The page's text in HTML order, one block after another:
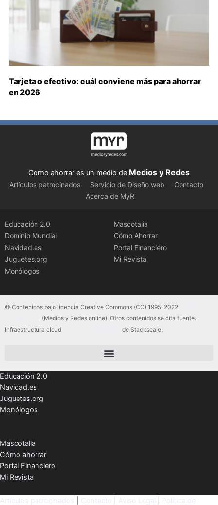
Tarjeta o efectivo: cuál conviene más para ahorrar
en 2026
Como ahorrar es un medio de Medios y Redes
Artículos patrocinados Servicio de Diseño web
Contacto
Acerca de MyR
Educación 2.0
Dominio Mundial
Navidad.es
Juguetes.org
Monólogos
Mascotalia
Cómo Ahorrar
Portal Financiero
Mi Revista
© Contenidos bajo licencia Creative Commons (CC) 1995-2022
(Medios y Redes online). Otros contenidos se cita fuente.
Infraestructura cloud
de Stackscale.
Educación 2.0
Navidad.es
Juguetes.org
Monólogos
Mascotalia
Cómo ahorrar
Portal Financiero
Mi Revista